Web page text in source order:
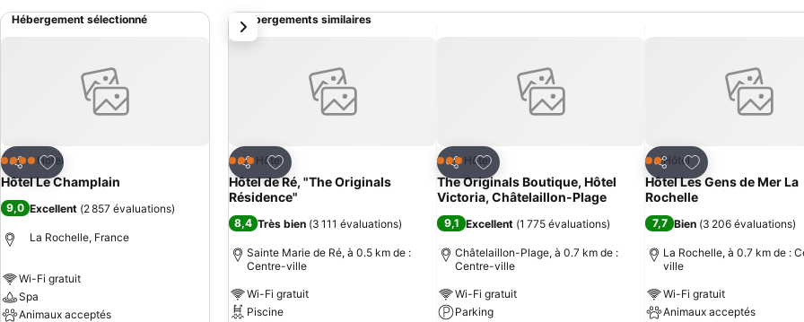
Hébergement sélectionné
Partager
Ajouter à mes favoris
4 ÉtoilesHôtel
Hôtel Le Champlain
9,0 Excellent (2 857 évaluations)
La Rochelle, France
Wi-Fi gratuit
Spa
Animaux acceptés
Hébergements similaires
Partager
Ajouter à mes favoris
3 ÉtoilesHôtel
Hôtel de Ré, "The Originals
Résidence"
8,4 Très bien (3 111 évaluations)
Sainte Marie de Ré, à 0.5 km de :
Centre-ville
Wi-Fi gratuit
Piscine
Partager
Ajouter à mes favoris
3 ÉtoilesHôtel
The Originals Boutique, Hôtel
Victoria, Châtelaillon-Plage
9,1 Excellent (1 775 évaluations)
Châtelaillon-Plage, à 0.7 km de :
Centre-ville
Wi-Fi gratuit
Parking
Partager
Ajouter à mes
2 Étoiles
Hôtel
Hôtel Les Gens de Mer La
Rochelle
7,7 Bien (3 206 évaluations)
La Rochelle, à 0.7 km de :
ville
Wi-Fi gratuit
Animaux acceptés
suivant